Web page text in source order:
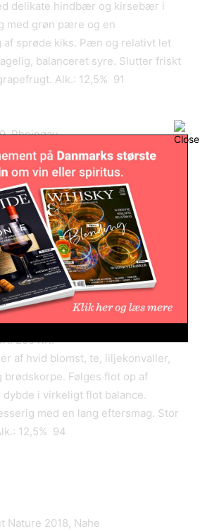
delikate hindbær og kirsebær i
med grøn pære og en
af sprøde kiks. Pæn og relativt let
balanceret syre. Slutter friskt
Alk.: 12,5% 91
Rheingau
135 KR.
næse med hvid blomst og ristet
og meget drikkevenlig med en
Allround sekt, der vil behage
godt. Pæn koncentration og
Brut Nature Erste Lage 2018,
250 KR.
af hvid blomst, te, liljekonvaller,
brødskorpe. Følges flot op af
dybde i virkeligt flot balance.
med en lang eftersmag. Stor
12,5% 94
Nature 2018, Nahe